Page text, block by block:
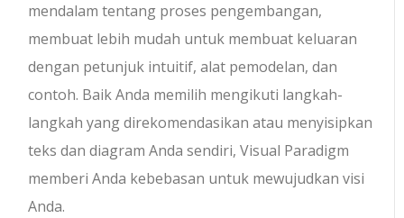
mendalam tentang proses pengembangan,
membuat lebih mudah untuk membuat keluaran
dengan petunjuk intuitif, alat pemodelan, dan
contoh. Baik Anda memilih mengikuti langkah-
langkah yang direkomendasikan atau menyisipkan
teks dan diagram Anda sendiri, Visual Paradigm
memberi Anda kebebasan untuk mewujudkan visi
Anda.